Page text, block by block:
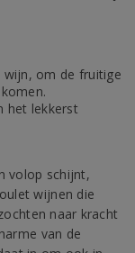
wijn, om de fruitige
het lekkerst
volop schijnt,
wijnen die
naar kracht
van de